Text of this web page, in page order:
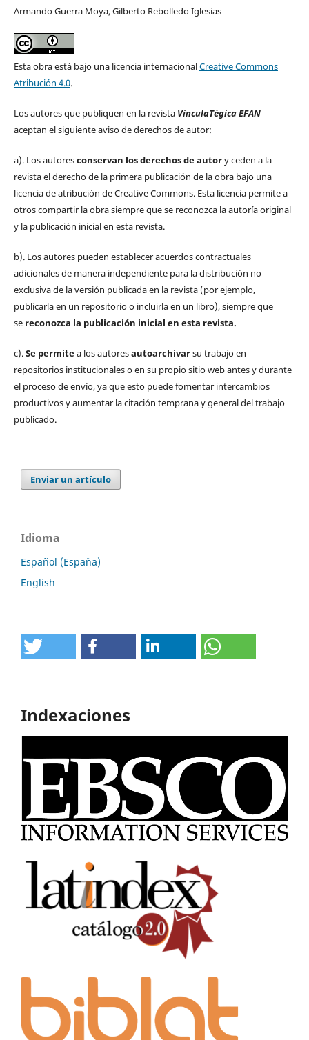
Armando Guerra Moya, Gilberto Rebolledo Iglesias
Esta obra está bajo una licencia internacionalCreative Commons
Atribución 4.0.
Los autores que publiquen en la revista VinculaTégica EFAN
aceptan el siguiente aviso de derechos de autor:
a). Los autoresconservan los derechos de autory ceden a la
revista el derecho de la primera publicación de la obra bajo una
licencia de atribución de Creative Commons. Esta licencia permite a
otros compartir la obra siempre que se reconozca la autoría original
y la publicación inicial en esta revista.
b). Los autores pueden establecer acuerdos contractuales
adicionales de manera independiente para la distribución no
exclusiva de la versión publicada en la revista (por ejemplo,
publicarla en un repositorio o incluirla en un libro), siempre que
sereconozca la publicación inicial en esta revista.
c).Se permitea los autoresautoarchivarsu trabajo en
repositorios institucionales o en su propio sitio web antes y durante
el proceso de envío, ya que esto puede fomentar intercambios
productivos y aumentar la citación temprana y general del trabajo
publicado.
Enviar un artículo
Idioma
Español (España)
English
Indexaciones